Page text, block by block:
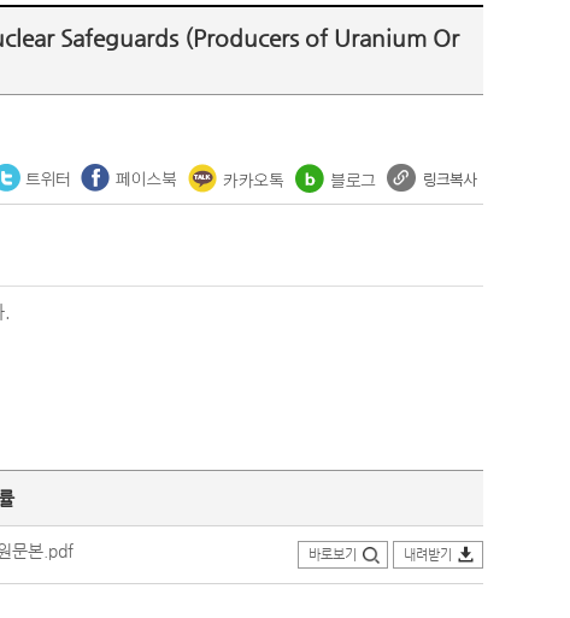
Safeguards (Producers of Uranium Or
문본.pdf 바로보기 내려받기